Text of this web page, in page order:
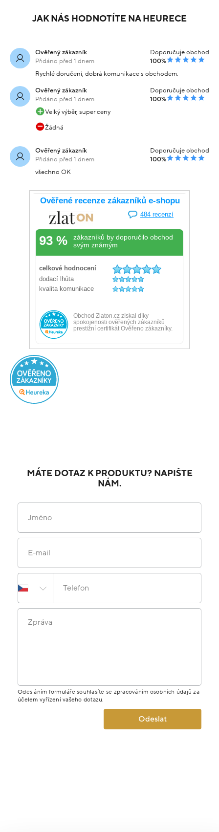
JAK NÁS HODNOTÍTE NA HEURECE
Ověřený zákazník
Přidáno před 1 dnem
Doporučuje obchod
100%
Rychlé doručení, dobrá komunikace s obchodem.
Ověřený zákazník
Přidáno před 1 dnem
Doporučuje obchod
100%
Velký výběr, super ceny
Žádná
Ověřený zákazník
Přidáno před 1 dnem
Doporučuje obchod
100%
všechno OK
MÁTE DOTAZ K PRODUKTU? NAPIŠTE
NÁM.
Jméno
E-mail
Telefon
Zpráva
Odesláním formuláře souhlasíte se zpracováním osobních údajů za
účelem vyřízení vašeho dotazu.
Odeslat